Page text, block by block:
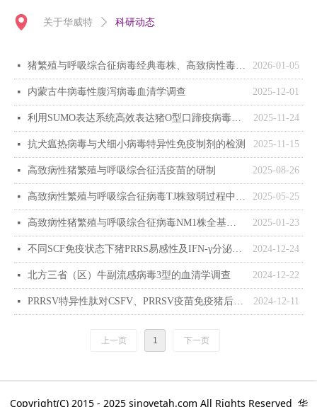
넹
2026-01-05
넷 猪繁殖与呼吸综合征病毒经典毒株、高致病性毒株与疫苗毒株TJM-F92的RT-PCR鉴别检测方法的建立
2025-12-01
넷 内蒙古牛病毒性腹泻病毒血清学调查
2025-11-24
넷 利用SUMO表达系统高效表达猪O型口蹄疫病毒VP0、VP1、VP3 基因
2025-11-15
넷 抗犬瘟热病毒与犬细小病毒特异性免疫制剂的检测
2025-08-26
넷 高致病性猪繁殖与呼吸综合征活疫苗的研制
2025-05-25
넷 高致病性繁殖与呼吸综合征病毒TJ株致弱过程中遗传变异和致病性分析
2025-01-23
넷 高致病性猪繁殖与呼吸综合征病毒NM1株全基因测序及致病性分析
2024-12-24
넷 不同SCF免疫状态下猪PRRS易感性及IFN-γ分泌细胞应答
2024-12-22
넷 北方三省（区）牛副流感病毒3型的血清学调查
2024-12-11
넷 PRRSV特异性肽对CSFV、PRRSV疫苗免疫猪后T淋巴细胞亚群的影响
上一页 1 下一页
关于华威特 ꄲ 科研动态
Copyright(C) 2015 - 2025 sinovetah.com All Rights Reserved 华